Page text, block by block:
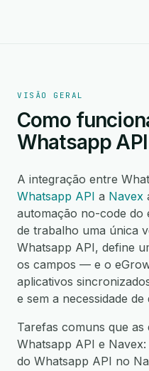
VISÃO GERAL
Como
Whatsapp
A integração entre
Whatsapp API a Navex
automação no-code do
de trabalho uma única
Whatsapp API, define
os campos — e o
aplicativos
e sem a necessidade
Tarefas comuns que as
Whatsapp API e
do Whatsapp API no